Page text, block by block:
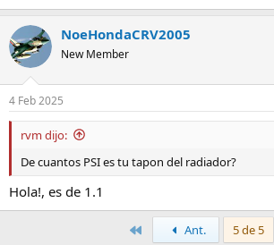
El Honda CR-V 2002 - 2006 no necesita
y utiliza 4.4 us quarts de aceite
Honda recomienda arrancar el carro hasta que
temperatura normal, luego apagarlo y sacarle
continuación adjunto una foto en donde
ubicación del lugar donde se saca el aceite y
filtro de aceite en los Honda CR-V 2002-2006.
NoeHondaCRV2005
New Member
4 Feb 2025
rvm dijo:
De cuantos PSI es tu tapon del radiador?
Hola!, es de 1.1
PrimeroAnt. 5 de 5